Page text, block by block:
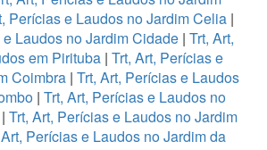
Perícias e Laudos no Jardim Celia|
Laudos no Jardim Cidade | Trt, Art,
em Pirituba | Trt, Art, Perícias e
Coimbra | Trt, Art, Perícias e Laudos
| Trt, Art, Perícias e Laudos no
Trt, Art, Perícias e Laudos no Jardim
Perícias e Laudos no Jardim da